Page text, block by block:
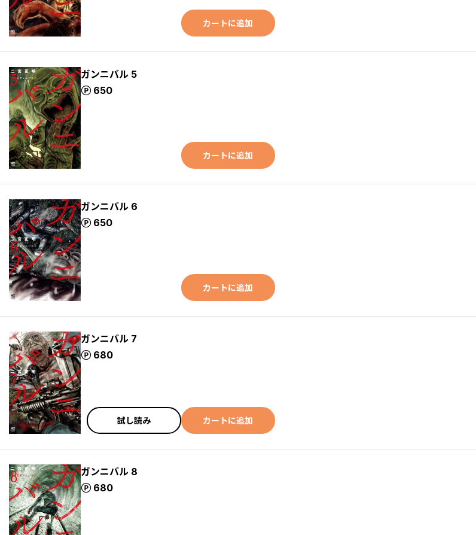
カートに追加
ガンニバル 5
650
ポイント
カートに追加
ガンニバル 6
650
ポイント
カートに追加
ガンニバル 7
680
ポイント
試し読み カートに追加
ガンニバル 8
680
ポイント